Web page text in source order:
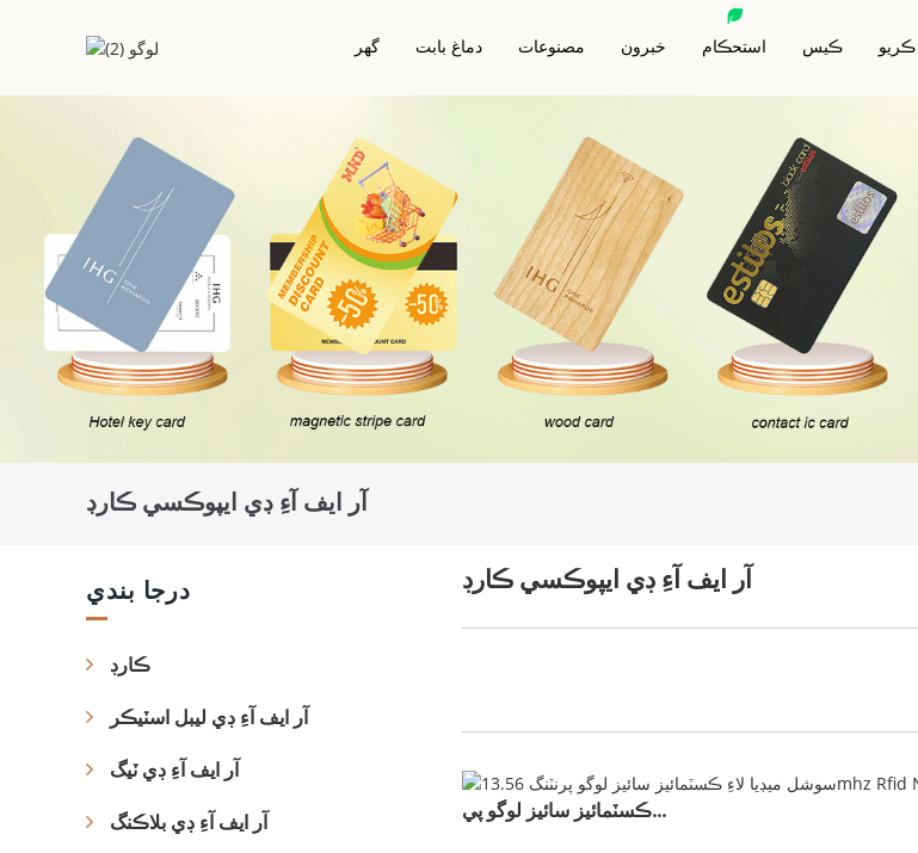
گھر دماغ بابت مصنوعات
هوٽل ڪي ڪارڊ
پي وي سي ڪارڊ
آر ايف آءِ ڊي / اين ايف سي ڪارڊ
آر ايف آءِ ڊي ايپوڪسي ڪارڊ
منصوبي تي ٻڌل ڪارڊ
ڪاٺ جو آر ايف آءِ ڊي ڪارڊ ڌاتو ڪارڊ
ماحول دوست ڪارڊ
اين ايف سي پرنٽ ٿيل ليبل/اسٽيڪر
آر ايف آءِ ڊي خشڪ انلي
آر ايف آءِ ڊي ويٽ انلي/اسٽيڪر
آر ايف آءِ ڊي اڇو ليبل/اسٽيڪر
آر ايف آءِ ڊي جانورن جو ٽيگ
آر ايف آءِ ڊي اينٽي ميٽل ٽيگ
آر ايف آءِ ڊي ڪي فوب
آر ايف آءِ ڊي رسٽ بينڊ
خاص آر ايف آءِ ڊي ٽيگ
خبرون استحڪام ڪيس ڪريو
آر ايف آءِ ڊي ايپوڪسي ڪارڊ
درجا بندي
ڪارڊ
آر ايف آءِ ڊي ليبل اسٽيڪر
آر ايف آءِ ڊي ٽيگ
آر ايف آءِ ڊي بلاڪنگ
آر ايف آءِ ڊي ايپوڪسي ڪارڊ
ڪسٽمائيز سائيز لوگو پي...